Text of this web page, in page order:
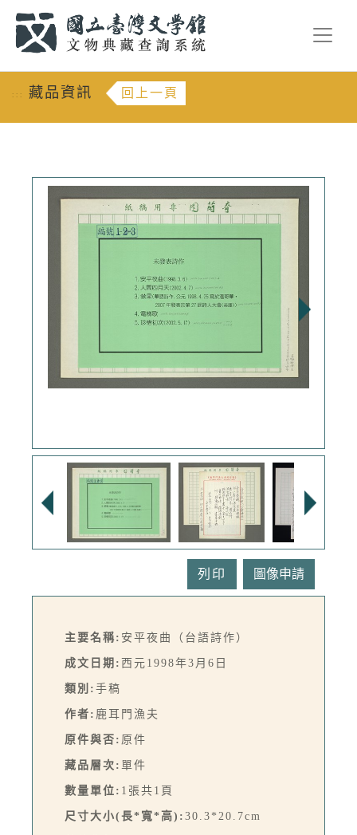
::: 藏品資訊 回上一頁
列印
主要名稱: 安平夜曲（台語詩作）
成文日期: 西元1998年3月6日
類別: 手稿
作者: 鹿耳門漁夫
原件與否: 原件
藏品層次: 單件
數量單位: 1張共1頁
尺寸大小(長*寬*高): 30.3*20.7cm